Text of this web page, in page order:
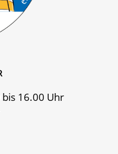
bis 16.00 Uhr